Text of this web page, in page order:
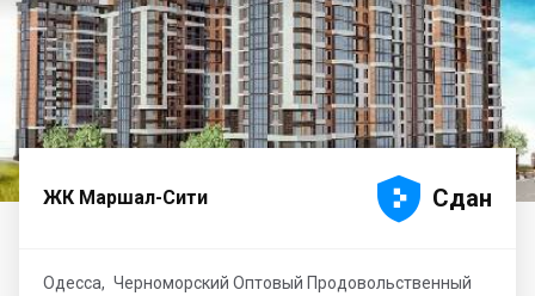
ЖК Маршал-Сити 



 Сдан
Одесса, Черноморский Оптовый Продовольственный